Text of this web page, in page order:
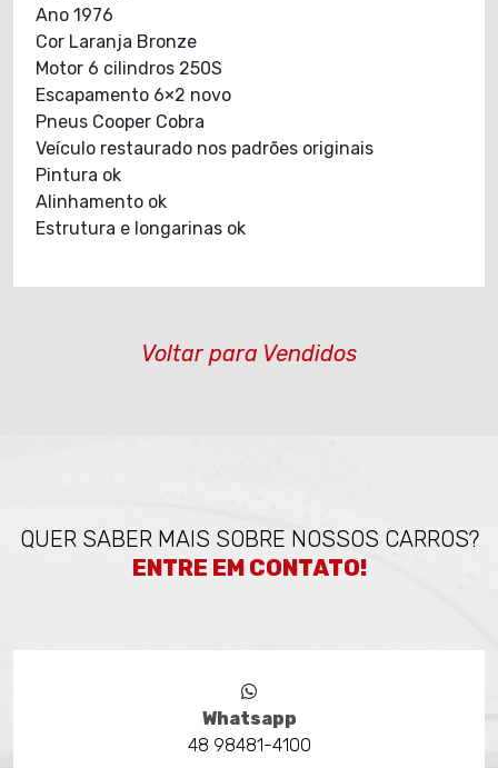
Ano 1976
Cor Laranja Bronze
Motor 6 cilindros 250S
Escapamento 6×2 novo
Pneus Cooper Cobra
Veículo restaurado nos padrões originais
Pintura ok
Alinhamento ok
Estrutura e longarinas ok
Voltar para Vendidos
QUER SABER MAIS SOBRE NOSSOS CARROS?
ENTRE EM CONTATO!
Whatsapp
48 98481-4100